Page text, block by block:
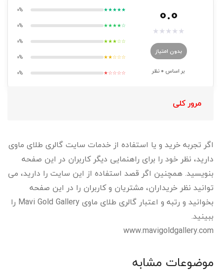
0.0
★
★
★
★
★
بدون امتیاز
بر اساس 0 نظر
★★★★★
0%
★★★★☆
0%
★★★☆☆
0%
★★☆☆☆
0%
★☆☆☆☆
0%
مرور کلی
اگر تجربه خرید و یا استفاده از خدمات سایت گالری طلای ماوی
دارید، نظر خود را برای راهنمایی دیگر کاربران در این صفحه
بنویسید. همچنین اگر قصد استفاده از این سایت را دارید، می
توانید نظر خریداران، مشتریان و کاربران را در این صفحه
بخوانید و رتبه و اعتبار گالری طلای ماوی Mavi Gold Gallery را
ببینید.
www.mavigoldgallery.com
موضوعات مشابه